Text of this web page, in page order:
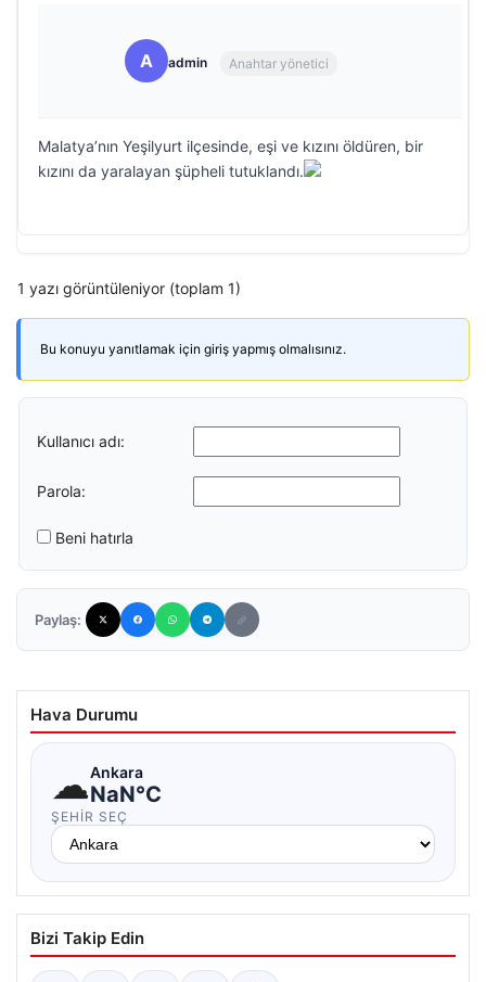
A admin Anahtar yönetici
Malatya’nın Yeşilyurt ilçesinde, eşi ve kızını öldüren, bir
kızını da yaralayan şüpheli tutuklandı.
1 yazı görüntüleniyor (toplam 1)
Bu konuyu yanıtlamak için giriş yapmış olmalısınız.
Kullanıcı adı:
Parola:
Beni hatırla
Paylaş:
Hava Durumu
☁Ankara
NaN°C
ŞEHIR SEÇ
Bizi Takip Edin